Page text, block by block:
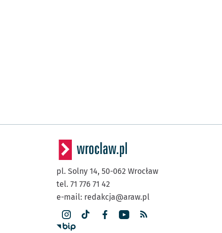
pl. Solny 14, 50-062 Wrocław
tel. 71 776 71 42
e-mail: redakcja@araw.pl